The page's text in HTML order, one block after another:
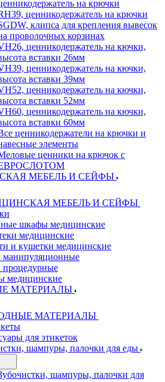
на крючки
ценникодержатель на крючки
клипса для крепления вывесок
проволочных корзинах
ценникодержатель на кючки,
вставки 26мм
ценникодержатель на кючки,
вставки 39мм
ценникодержатель на кючки,
вставки 52мм
ценникодержатель на кючки,
вставки 60мм
ценникодержатели на крючки и
элементы
ценники на крючок с
МЕБЕЛЬ И СЕЙФЫ
МЕБЕЛЬ И СЕЙФЫ
шкафы медицинские
медицинские
и кушетки медицинские
медицинские
МАТЕРИАЛЫ
МАТЕРИАЛЫ
для этикеток
шампуры, палочки для еды
шампуры, палочки для